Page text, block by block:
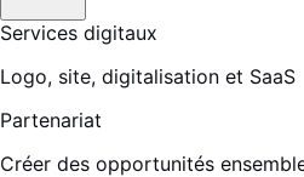
Services digitaux
Logo, site, digitalisation et SaaS
Partenariat
Créer des opportunités